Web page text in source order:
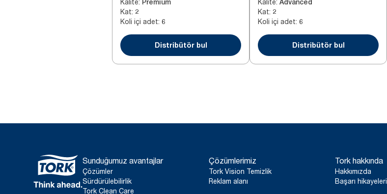
Kalite: Premium
Kat: 2
Koli içi adet: 6
Distribütör bul
Kalite: Advanced
Kat: 2
Koli içi adet: 6
Distribütör bul
Sunduğumuz avantajlar
Çözümler
Sürdürülebilirlik
Tork Clean Care
Çözümlerimiz
Tork Vision Temizlik
Reklam alanı
Tork hakkında
Hakkımızda
Başarı hikayeleri